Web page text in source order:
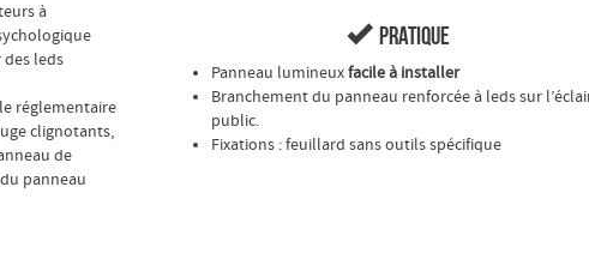
à
leds
réglementaire
clignotants,
de
panneau
Pratique
Panneau lumineuxfacile à installer
Branchement du panneau renforcée à leds sur
public.
Fixations : feuillard sans outils spécifique